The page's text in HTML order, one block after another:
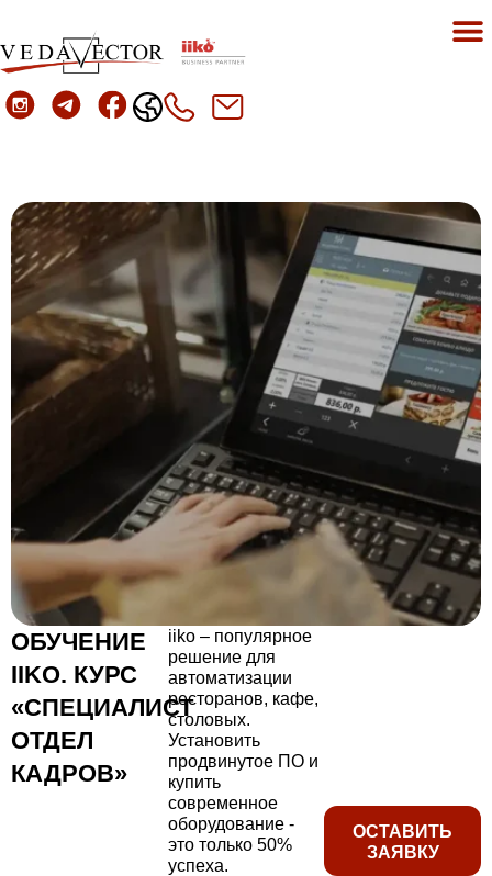
ОБУЧЕНИЕ
IIKO. КУРС
«СПЕЦИАЛИСТ
ОТДЕЛ
КАДРОВ»
iiko – популярное
решение для
автоматизации
ресторанов, кафе,
столовых.
Установить
продвинутое ПО и
купить
современное
оборудование -
это только 50%
успеха.
ОСТАВИТЬ
ЗАЯВКУ